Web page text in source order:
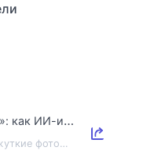
книги и знания
фото…